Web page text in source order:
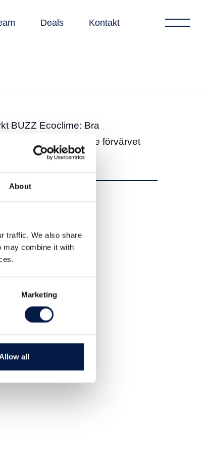
About
traffic. We also share
may combine it with
Marketing
Allow all
Deals Kontakt